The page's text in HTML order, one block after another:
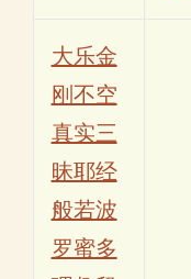
大乐金
刚不空
真实三
昧耶经
般若波
罗蜜多